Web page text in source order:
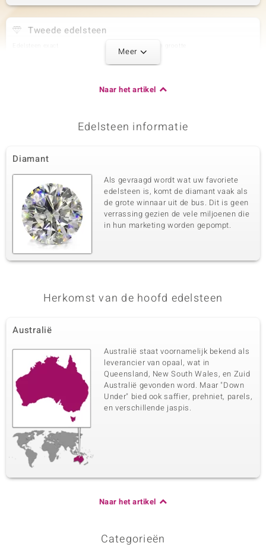
Tweede edelsteen
6 à 1 mm
Rond Brilliant Geslepen
Edelsteen exact
SI2 (H) Diamant 8 à 0,8 mm
Karaatgewicht som
0,02 ct
Slijpvorm
Rond Brilliant Geslepen
Zetting
Prong
Herkomst
Afrika
Meer
Naar het artikel
Edelsteen informatie
Diamant
Als gevraagd wordt wat uw favoriete
edelsteen is, komt de diamant vaak als
de grote winnaar uit de bus. Dit is geen
verrassing gezien de vele miljoenen die
in hun marketing worden gepompt.
Herkomst van de hoofd edelsteen
Australië
Australië staat voornamelijk bekend als
leverancier van opaal, wat in
Queensland, New South Wales, en Zuid
Australië gevonden word. Maar "Down
Under" bied ook saffier, prehniet, parels,
en verschillende jaspis.
Naar het artikel
Categorieën